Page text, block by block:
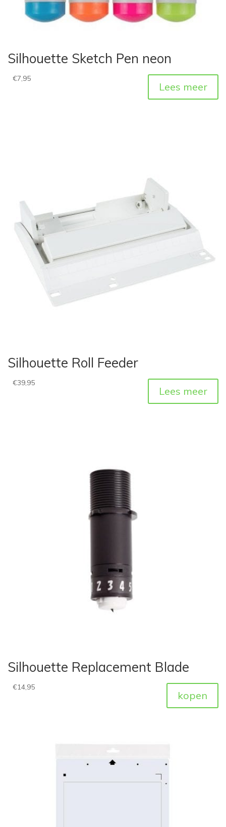
Silhouette Sketch Pen neon
€7,95
Lees meer
Silhouette Roll Feeder
€39,95
Lees meer
Silhouette Replacement Blade
€14,95
kopen